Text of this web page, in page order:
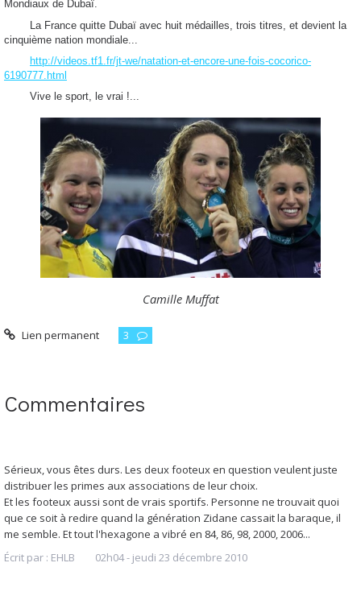
Mondiaux de Dubaï.
La France quitte Dubaï avec huit médailles, trois titres, et devient la
cinquième nation mondiale...
http://videos.tf1.fr/jt-we/natation-et-encore-une-fois-cocorico-
6190777.html
Vive le sport, le vrai !...
Camille Muffat
Lien permanent 3
Commentaires
Sérieux, vous êtes durs. Les deux footeux en question veulent juste
distribuer les primes aux associations de leur choix.
Et les footeux aussi sont de vrais sportifs. Personne ne trouvait quoi
que ce soit à redire quand la génération Zidane cassait la baraque, il
me semble. Et tout l'hexagone a vibré en 84, 86, 98, 2000, 2006...
Écrit par : EHLB 02h04- jeudi 23 décembre 2010